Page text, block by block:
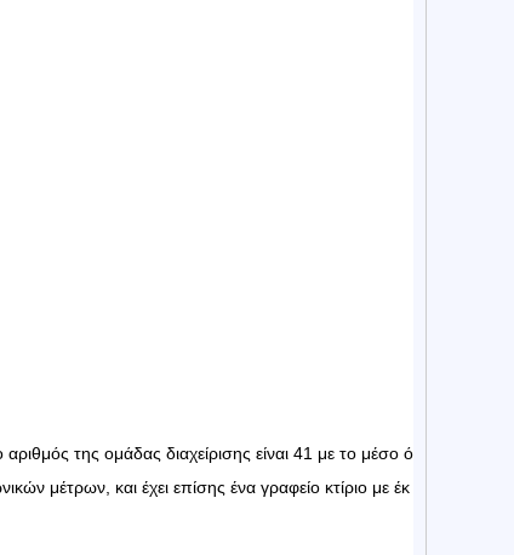
της ομάδας διαχείρισης είναι 41 με το μέσο ό
μέτρων, και έχει επίσης ένα γραφείο κτίριο με έκ